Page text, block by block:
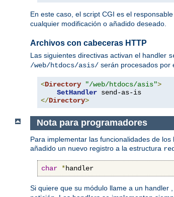
En este caso, el script CGI es el
cualquier modificación o añadido deseado.
Archivos con cabeceras HTTP
Las siguientes directivas activan el handler
/web/htdocs/asis/ serán procesados por
<Directory "/web/htdocs/asis">
SetHandler
</Directory>
Nota para programadores
Para implementar las funcionalidades de
añadido un nuevo registro a la estructura
char *handler
Si quiere que su módulo llame a un handler